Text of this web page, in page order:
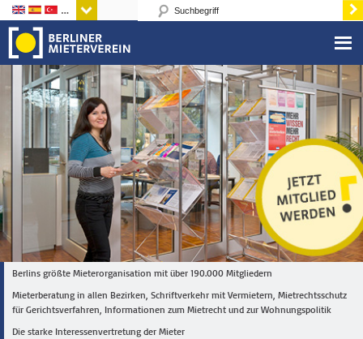
Sprachen
Berlins größte Mieterorganisation mit über 190.000 Mitgliedern
Mieterberatung in allen Bezirken, Schriftverkehr mit Vermietern, Mietrechtsschutz
für Gerichtsverfahren, Informationen zum Mietrecht und zur Wohnungspolitik
Die starke Interessenvertretung der Mieter